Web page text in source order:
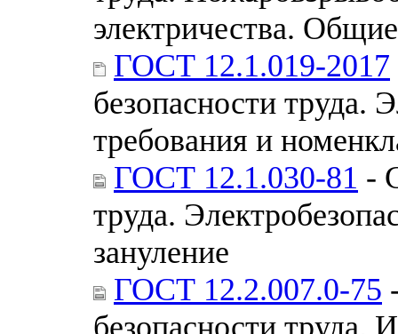
электричества.
ГОСТ 12.1.019-2017
безопасности труда.
требования и
ГОСТ 12.1.030-81 -
труда.
зануление
ГОСТ 12.2.007.0-75
безопасности труда.